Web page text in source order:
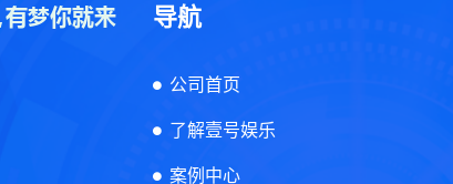
导航
公司首页
了解壹号娱乐
案例中心